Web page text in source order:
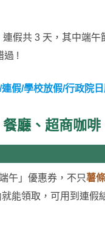
連假共 3 天，其中端
過 !
連假/學校放假/行政院
廳、超商咖啡
午」優惠券，不只薯
能領取，可用到連假